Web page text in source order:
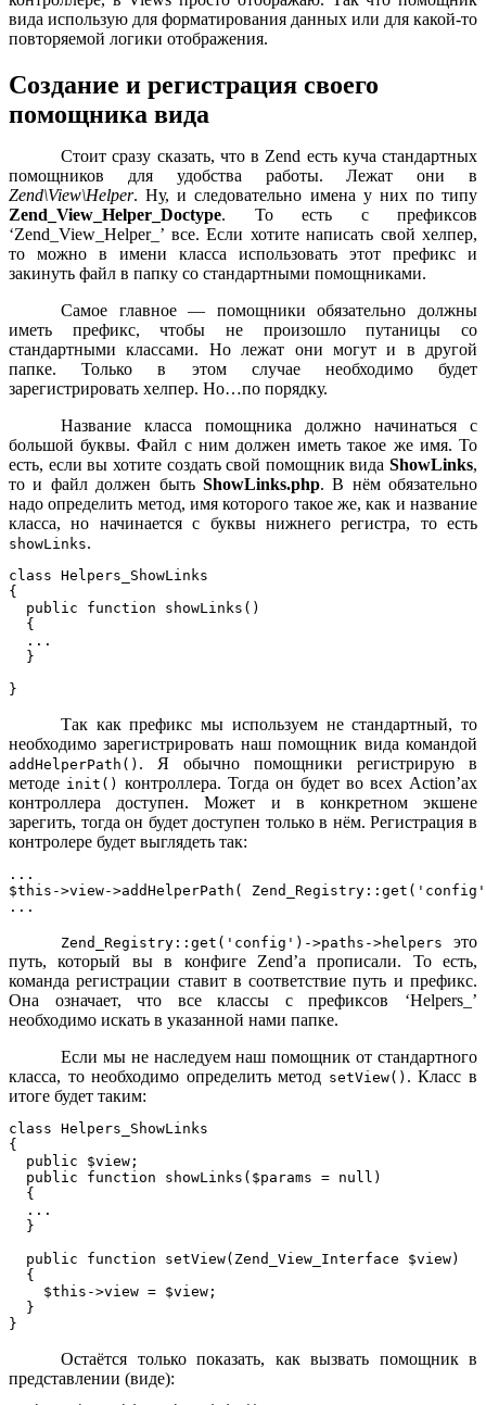
вида использую для форматирования данных или для какой-то
повторяемой логики отображения.
Создание и регистрация своего
помощника вида
Стоит сразу сказать, что в Zend есть куча стандартных
помощников для удобства работы. Лежат они в
Zend\View\Helper. Ну, и следовательно имена у них по типу
Zend_View_Helper_Doctype. То есть с префиксов
‘Zend_View_Helper_’ все. Если хотите написать свой хелпер,
то можно в имени класса использовать этот префикс и
закинуть файл в папку со стандартными помощниками.
Самое главное — помощники обязательно должны
иметь префикс, чтобы не произошло путаницы со
стандартными классами. Но лежат они могут и в другой
папке. Только в этом случае необходимо будет
зарегистрировать хелпер. Но…по порядку.
Название класса помощника должно начинаться с
большой буквы. Файл с ним должен иметь такое же имя. То
есть, если вы хотите создать свой помощник вида ShowLinks,
то и файл должен быть ShowLinks.php. В нём обязательно
надо определить метод, имя которого такое же, как и название
класса, но начинается с буквы нижнего регистра, то есть
showLinks.
class Helpers_ShowLinks
{
  public function showLinks()
  {
  ...
  }
Так как префикс мы используем не стандартный, то
необходимо зарегистрировать наш помощник вида командой
addHelperPath() . Я обычно помощники регистрирую в
методе init() контроллера. Тогда он будет во всех Action’ах
контроллера доступен. Может и в конкретном экшене
зарегить, тогда он будет доступен только в нём. Регистрация в
контролере будет выглядеть так:
...
$this->view->addHelperPath(
Zend_Registry::get('config')->paths->helpers
это
путь, который вы в конфиге Zend’а прописали. То есть,
команда регистрации ставит в соответствие путь и префикс.
Она означает, что все классы с префиксов ‘Helpers_’
необходимо искать в указанной нами папке.
Если мы не наследуем наш помощник от стандартного
класса, то необходимо определить метод setView() . Класс в
итоге будет таким:
class Helpers_ShowLinks
{
  public $view;
  public function showLinks($params = null)
  {
  ...
  }
  public function setView(Zend_View_Interface $view)
  {
    $this->view = $view;
  }
Остаётся только показать, как вызвать помощник в
представлении (виде):